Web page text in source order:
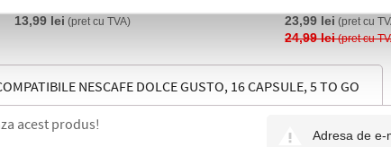
13,99 lei (pret cu TVA)
23,99 lei (pret cu
24,99 lei(pret cu
NESCAFE DOLCE GUSTO, 16 CAPSULE, 5 TO GO
acest produs!
Adresa de e-